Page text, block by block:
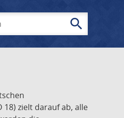
search
zielt darauf ab, alle